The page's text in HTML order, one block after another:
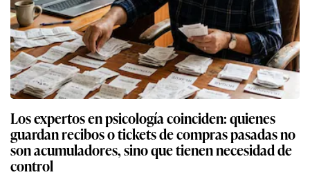
Los expertos en psicología coinciden: quienes
guardan recibos o tickets de compras pasadas no
son acumuladores, sino que tienen necesidad de
control